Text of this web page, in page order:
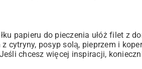
papieru do pieczenia ułóż filet z
cytryny, posyp solą, pieprzem i
chcesz więcej inspiracji,